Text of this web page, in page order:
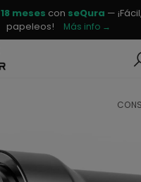
18 meses con seQura —
papeleos!
Más info →